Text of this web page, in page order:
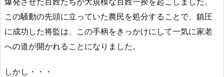
この騒動の先頭に立っていた農民を処分することで、鎮圧
に成功した将監は、この手柄をきっかけにして一気に家老
への道が開かれることになりました。
しかし・・・